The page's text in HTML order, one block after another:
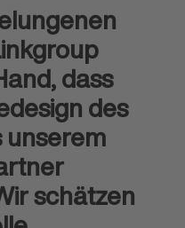
dass
des
schätzen